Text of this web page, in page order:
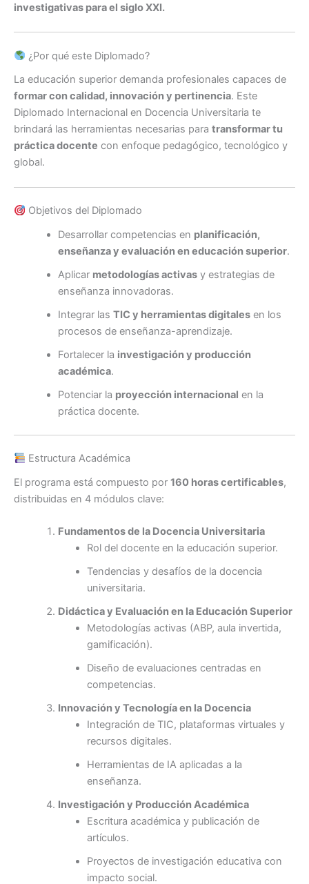
investigativas para el siglo XXI.
¿Por qué este Diplomado?
La educación superior demanda profesionales capaces de
formar con calidad, innovación y pertinencia. Este
Diplomado Internacional en Docencia Universitaria te
brindará las herramientas necesarias para transformar tu
práctica docente con enfoque pedagógico, tecnológico y
global.
Objetivos del Diplomado
Desarrollar competencias en planificación,
enseñanza y evaluación en educación superior.
Aplicar metodologías activasy estrategias de
enseñanza innovadoras.
Integrar las TIC y herramientas digitalesen los
procesos de enseñanza-aprendizaje.
Fortalecer la investigación y producción
académica.
Potenciar la proyección internacional en la
práctica docente.
Estructura Académica
El programa está compuesto por 160 horas certificables,
distribuidas en 4 módulos clave:
Fundamentos de la Docencia Universitaria
Rol del docente en la educación superior.
Tendencias y desafíos de la docencia
universitaria.
Didáctica y Evaluación en la Educación Superior
Metodologías activas (ABP, aula invertida,
gamificación).
Diseño de evaluaciones centradas en
competencias.
Innovación y Tecnología en la Docencia
Integración de TIC, plataformas virtuales y
recursos digitales.
Herramientas de IA aplicadas a la
enseñanza.
Investigación y Producción Académica
Escritura académica y publicación de
artículos.
Proyectos de investigación educativa con
impacto social.